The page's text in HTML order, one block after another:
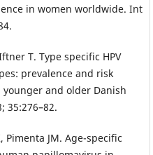
in women worldwide. Int
T. Type specific HPV
prevalence and risk
and older Danish
35:276–82.
Pimenta JM. Age-specific